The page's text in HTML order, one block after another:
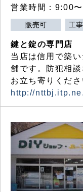
営業時間：9:00
販売可 工
鍵と錠の専門店
当店は信用で築
舗です。防犯相
お立ち寄りくださ
http://